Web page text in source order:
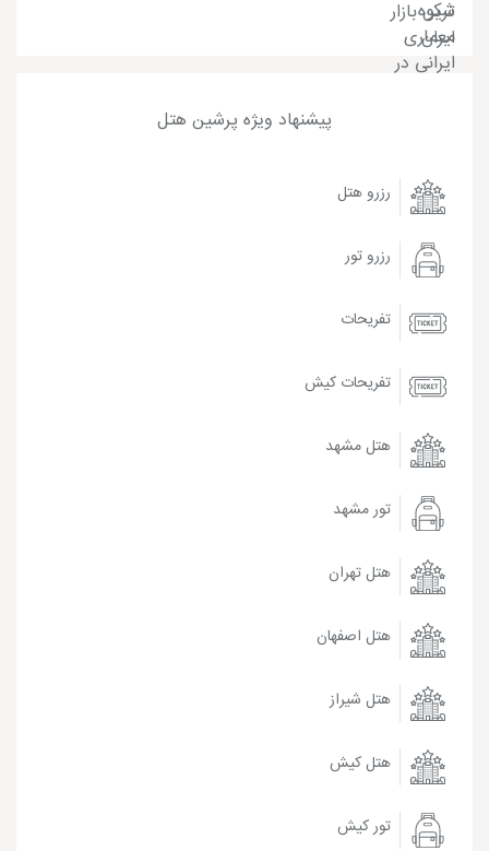
پیشنهاد ویژه پرشین هتل
رزرو هتل
رزرو تور
تفریحات
تفریحات کیش
هتل مشهد
تور مشهد
هتل تهران
هتل اصفهان
هتل شیراز
هتل کیش
تور کیش